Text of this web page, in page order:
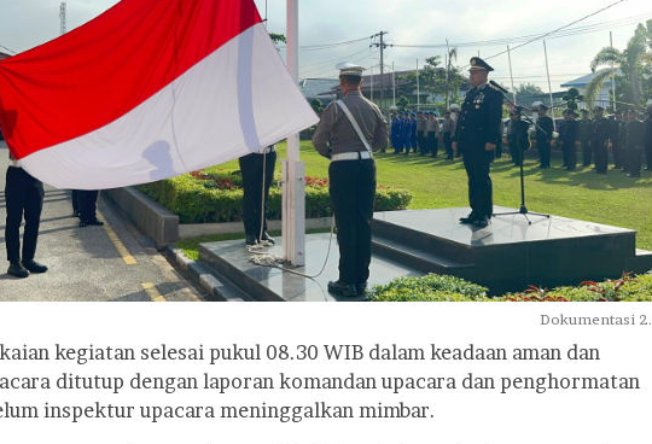
Dokumentasi 2.
kegiatan selesai pukul 08.30 WIB dalam keadaan aman dan
ditutup dengan laporan komandan upacara dan penghormatan
inspektur upacara meninggalkan mimbar.